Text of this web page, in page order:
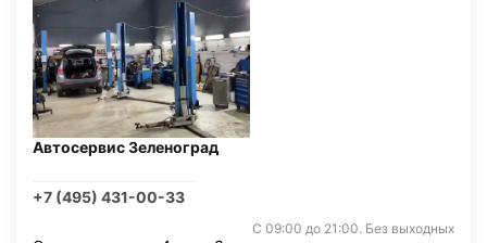
Автосервис Зеленоград
+7 (495) 431-00-33
С 09:00 до 21:00. Без выходных